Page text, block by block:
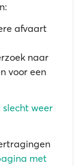
afvaart
naar
voor een
weer
met